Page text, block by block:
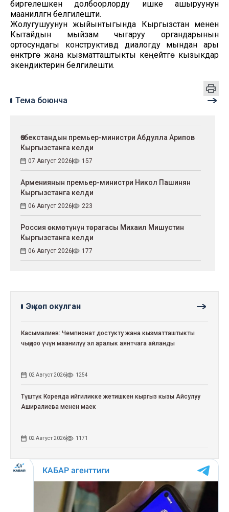
биргелешкен долбоорлорду ишке ашыруунун
маанилүүлүгүн белгилешти.
Жолугушуунун жыйынтыгында Кыргызстан менен
Кытайдын мыйзам чыгаруу органдарынын
ортосундагы конструктивдүү диалогду мындан ары
өнүктүрүүгө жана кызматташтыкты кеңейтүүгө кызыкдар
экендиктерин белгилешти.
Тема боюнча
Өзбекстандын премьер-министри Абдулла Арипов
Кыргызстанга келди
07 Август 2026 157
Армениянын премьер-министри Никол Пашинян
Кыргызстанга келди
06 Август 2026 223
Россия өкмөтүнүн төрагасы Михаил Мишустин
Кыргызстанга келди
06 Август 2026 177
Эң көп окулган
Касымалиев: Чемпионат достукту жана кызматташтыкты
чыңдоо үчүн маанилүү эл аралык аянтчага айланды
02 Август 2026 1254
Түштүк Кореяда ийгиликке жетишкен кыргыз кызы Айсулуу
Аширалиева менен маек
02 Август 2026 1171